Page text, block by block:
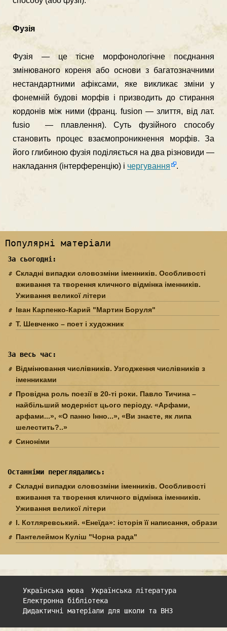
Фузія
Фузія — це тісне морфонологічне поєднання
змінювано­го кореня або основи з багатозначними
нестандартними афіксами, яке викликає зміни у
фонемній будові морфів і призводить до стирання
кордонів між ними (франц. fusion — злиття, від лат.
fusio — плавлення). Суть фузійного способу
становить процес взаємопроникнення морфів. За
його глибиною фузія поділяється на два різновиди —
накладання (інтерференцію) і чергування .
Популярні матеріали
За сьогодні:
Складні випадки словозміни іменників. Особливості
вживання та творення кличного відмінка іменників.
Уживання великої літери
Іван Карпенко-Карий "Мартин Боруля"
Т. Шевченко – поет і художник
За весь час:
Відмінювання числівників. Узгодження числівників з
іменниками
Провідна роль поезії в 20-ті роки. Павло Тичина –
найбільший модерніст цього періоду. «Арфами,
арфами...», «О панно Інно...», «Ви знаєте, як липа
шелестить?..»
Синоніми
Останніми переглядались:
Складні випадки словозміни іменників. Особливості
вживання та творення кличного відмінка іменників.
Уживання великої літери
І. Котляревський. «Енеїда»: історія її написання, образи
Пантелеймон Куліш "Чорна рада"
Українська мова
Українська література
Електронна бібліотека
Дидактичні матеріали для школи та ВНЗ